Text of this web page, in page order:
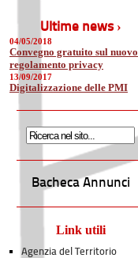
Ultime news ›
04/05/2018
Convegno gratuito sul nuovo
regolamento privacy
13/09/2017
Digitalizzazione delle PMI
Bacheca Annunci
Link utili
Agenzia del Territorio